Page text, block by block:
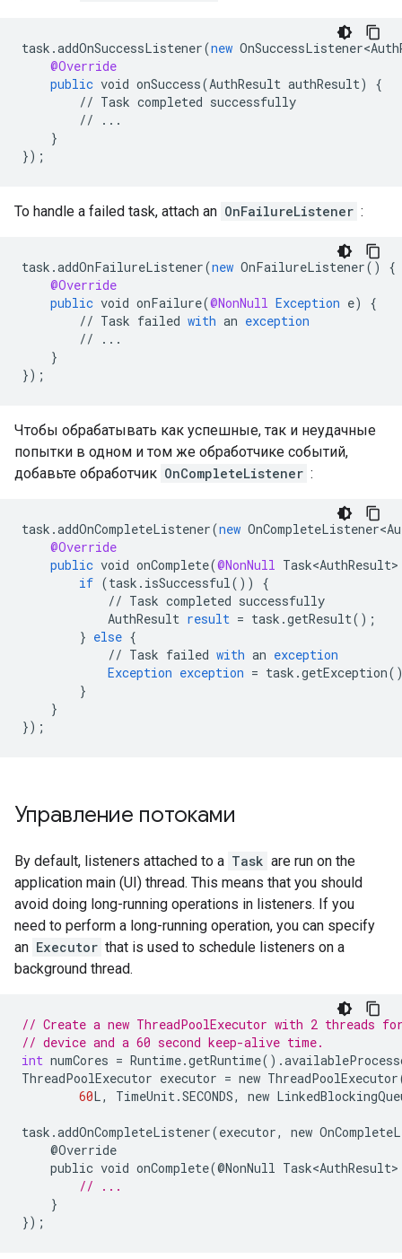
task .addOnSuccessListener(new
@Override
public void onSuccess(AuthResult authResult)
{
// Task completed successfully
//
...
}
});
To handle a failed task, attach an OnFailureListener :
task .addOnFailureListener(new OnFailureListener()
{
@Override
public void onFailure(@NonNull Exception e)
{
// Task failed with an exception
//
...
}
});
Чтобы обрабатывать как успешные, так и неудачные
попытки в одном и том же обработчике событий,
добавьте обработчик OnCompleteListener :
task .addOnCompleteListener(new
@Override
public void onComplete(@NonNull Task<AuthResult>
if (task . isSuccessful())
{
// Task completed successfully
AuthResult result = task .getResult();
} else {
// Task failed with an exception
Exception exception = task .getException
}
}
});
Управление потоками
By default, listeners attached to a Task are run on the
application main (UI) thread. This means that you should
avoid doing long-running operations in listeners. If you
need to perform a long-running operation, you can specify
an Executor that is used to schedule listeners on a
background thread.
// Create a new ThreadPoolExecutor with 2 threads
// device and a 60 second keep-alive time.
int numCores = Runtime.getRuntime().
ThreadPoolExecutor executor = new ThreadPoolExecutor
60L, TimeUnit.SECONDS, new
task .addOnCompleteListener(executor, new
@Override
public void onComplete(@NonNull Task<AuthResult>
// ...
}
});